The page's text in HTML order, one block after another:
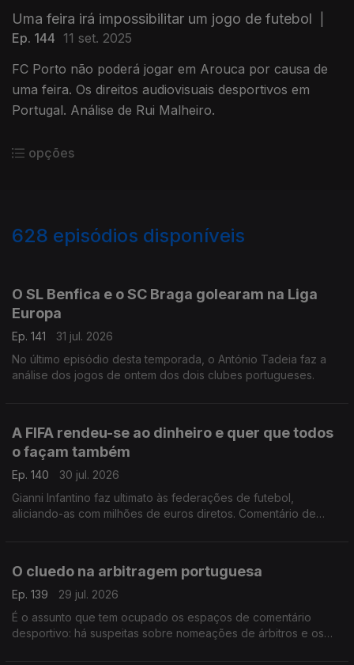
Uma feira irá impossibilitar um jogo de futebol
Ep. 144 11 set. 2025
FC Porto não poderá jogar em Arouca por causa de
uma feira. Os direitos audiovisuais desportivos em
Portugal. Análise de Rui Malheiro.
opções
628 episódios disponíveis
O SL Benfica e o SC Braga golearam na Liga
Europa
Ep. 141
31 jul. 2026
No último episódio desta temporada, o António Tadeia faz a
análise dos jogos de ontem dos dois clubes portugueses.
A FIFA rendeu-se ao dinheiro e quer que todos
o façam também
Ep. 140
30 jul. 2026
Gianni Infantino faz ultimato às federações de futebol,
aliciando-as com milhões de euros diretos. Comentário de
O cluedo na arbitragem portuguesa
Ep. 139
29 jul. 2026
É o assunto que tem ocupado os espaços de comentário
desportivo: há suspeitas sobre nomeações de árbitros e os